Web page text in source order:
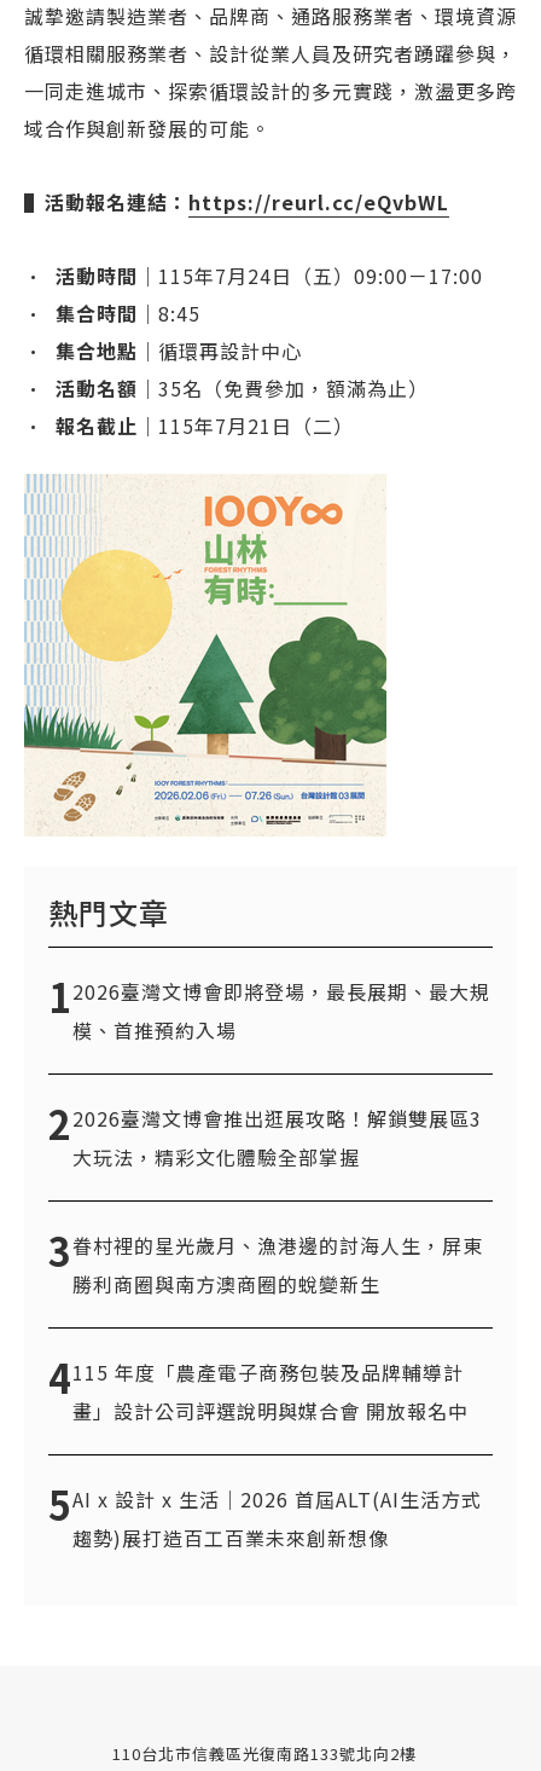
誠摯邀請製造業者、品牌商、通路服務業者、環境資源
循環相關服務業者、設計從業人員及研究者踴躍參與，
一同走進城市、探索循環設計的多元實踐，激盪更多跨
域合作與創新發展的可能。
▌活動報名連結： https://reurl.cc/eQvbWL
• 活動時間 ｜115年7月24日（五）09:00－17:00
• 集合時間 ｜8:45
• 集合地點 ｜循環再設計中心
• 活動名額 ｜35名（免費參加，額滿為止）
• 報名截止 ｜115年7月21日（二）
熱門文章
12026臺灣文博會即將登場，最長展期、最大規
模、首推預約入場
22026臺灣文博會推出逛展攻略！解鎖雙展區3
大玩法，精彩文化體驗全部掌握
3眷村裡的星光歲月、漁港邊的討海人生，屏東
勝利商圈與南方澳商圈的蛻變新生
4115 年度「農產電子商務包裝及品牌輔導計
畫」設計公司評選說明與媒合會 開放報名中
5AI x 設計 x 生活｜2026 首屆ALT(AI生活方式
趨勢)展打造百工百業未來創新想像
110台北市信義區光復南路133號北向2樓